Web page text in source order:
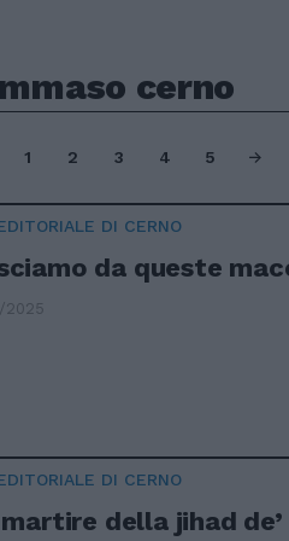
cerno
1 2 3 4 5
DI CERNO
da queste
2025
DI CERNO
della jihad